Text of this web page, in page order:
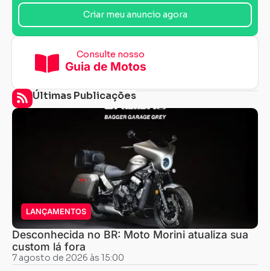
Criar meu anuncio agora
Consulte nosso
Guia de Motos
Últimas Publicações
LANÇAMENTOS
Desconhecida no BR: Moto Morini atualiza sua
custom lá fora
7 agosto de 2026 às 15:00